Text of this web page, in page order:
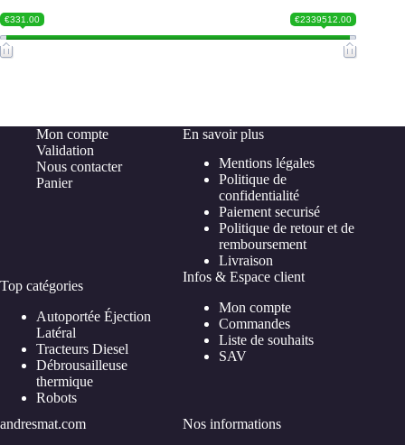
€331.00 €2339512.00
Mon compte
Validation
Nous contacter
Panier
En savoir plus
Mentions légales
Politique de
confidentialité
Paiement securisé
Politique de retour et de
remboursement
Livraison
Top catégories
Autoportée Éjection
Latéral
Tracteurs Diesel
Débrousailleuse
thermique
Robots
Infos & Espace client
Mon compte
Commandes
Liste de souhaits
SAV
andresmat.com Nos informations